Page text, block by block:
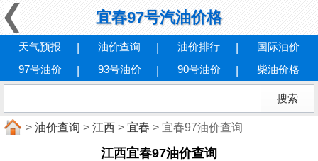
宜春97号汽油价格
天气预报 油价查询 油价排行
国际油价
97号油价
93号油价 90号油价 柴油价格
> 油价查询 > 江西 > 宜春 > 宜春97油价查询
江西宜春97油价查询